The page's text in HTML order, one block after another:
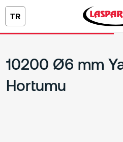
TR
10200 Ø6 mm
Hortumu